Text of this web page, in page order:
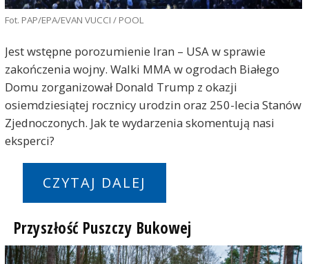
Fot. PAP/EPA/EVAN VUCCI / POOL
Jest wstępne porozumienie Iran – USA w sprawie
zakończenia wojny. Walki MMA w ogrodach Białego
Domu zorganizował Donald Trump z okazji
osiemdziesiątej rocznicy urodzin oraz 250-lecia Stanów
Zjednoczonych. Jak te wydarzenia skomentują nasi
eksperci?
CZYTAJ DALEJ
Przyszłość Puszczy Bukowej